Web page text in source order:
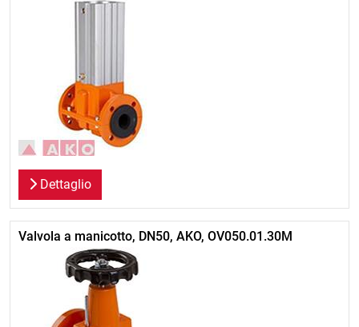
Dettaglio
Valvola a manicotto, DN50, AKO, OV050.01.30M